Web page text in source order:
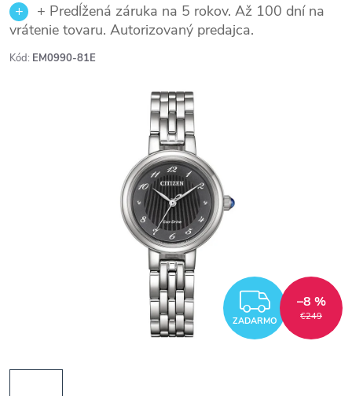
+ Predĺžená záruka na 5 rokov. Až 100 dní na
vrátenie tovaru. Autorizovaný predajca.
Kód: EM0990-81E
ZADARMO €249
–8 %